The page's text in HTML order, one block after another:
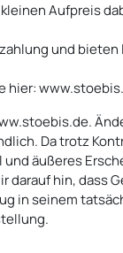
Aufpreis
und
hier:
Da trotz
äußeres
darauf hin, dass
in seinem